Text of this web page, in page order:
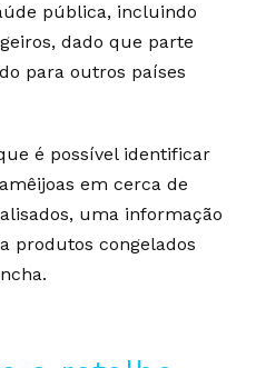
pública, incluindo
dado que parte
para outros países
é possível identificar
em cerca de
uma informação
produtos congelados